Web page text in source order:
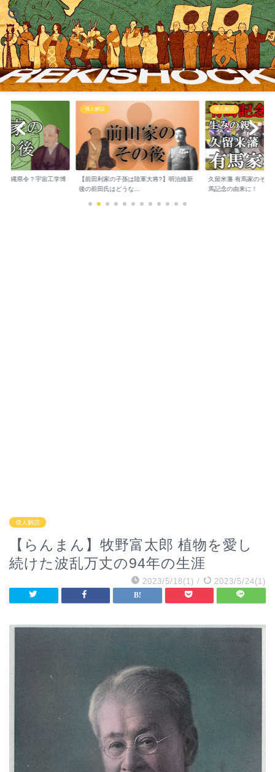
陸軍大将?】明治維新
偉人解説
久留米藩 有馬家のその後 競馬の祭典 有
馬記念の由来に！
幕末 近代
井伊直弼死後の井伊家
切るも子孫は彦根市...
偉人解説
【らんまん】牧野富太郎 植物を愛し
続けた波乱万丈の94年の生涯
2023/5/18(1) / 2023/5/24(1)